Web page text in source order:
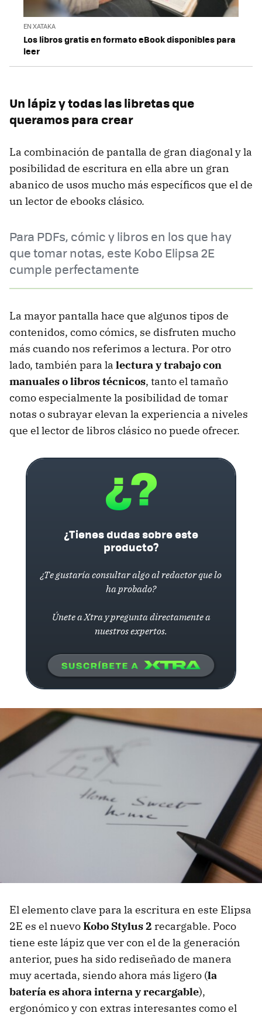
EN XATAKA
Los libros gratis en formato eBook disponibles para
leer
Un lápiz y todas las libretas que
queramos para crear
La combinación de pantalla de gran diagonal y la
posibilidad de escritura en ella abre un gran
abanico de usos mucho más específicos que el de
un lector de ebooks clásico.
Para PDFs, cómic y libros en los que hay
que tomar notas, este Kobo Elipsa 2E
cumple perfectamente
La mayor pantalla hace que algunos tipos de
contenidos, como cómics, se disfruten mucho
más cuando nos referimos a lectura. Por otro
lado, también para la lectura y trabajo con
manuales o libros técnicos, tanto el tamaño
como especialmente la posibilidad de tomar
notas o subrayar elevan la experiencia a niveles
que el lector de libros clásico no puede ofrecer.
¿Tienes dudas sobre este
producto?
¿Te gustaría consultar algo al redactor que lo
ha probado?
Únete a Xtra y pregunta directamente a
nuestros expertos.
El elemento clave para la escritura en este Elipsa
2E es el nuevoKobo Stylus 2 recargable. Poco
tiene este lápiz que ver con el de la generación
anterior, pues ha sido rediseñado de manera
muy acertada, siendo ahora más ligero (la
batería es ahora interna y recargable),
ergonómico y con extras interesantes como el